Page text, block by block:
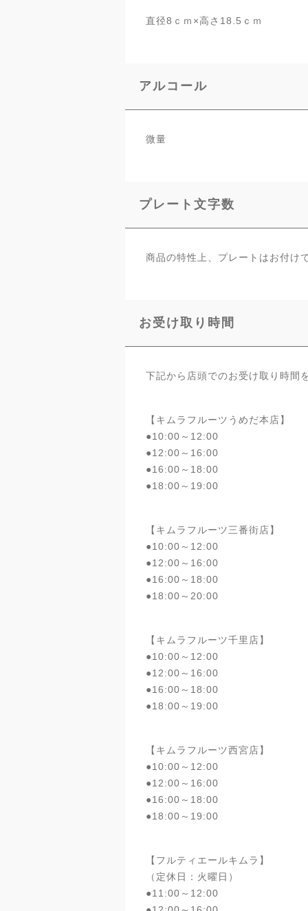
直径8ｃｍ×高さ18.5ｃｍ
アルコール
微量
プレート文字数
商品の特性上、プレートはお付け
お受け取り時間
下記から店頭でのお受け取り時間
【キムラフルーツうめだ本店】
●10:00～12:00
●12:00～16:00
●16:00～18:00
●18:00～19:00
【キムラフルーツ三番街店】
●10:00～12:00
●12:00～16:00
●16:00～18:00
●18:00～20:00
【キムラフルーツ千里店】
●10:00～12:00
●12:00～16:00
●16:00～18:00
●18:00～19:00
【キムラフルーツ西宮店】
●10:00～12:00
●12:00～16:00
●16:00～18:00
●18:00～19:00
【フルティエールキムラ】
（定休日：火曜日）
●11:00～12:00